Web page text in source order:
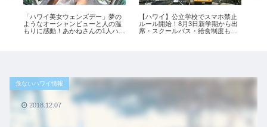
「ハワイ美女ウェンズデー」夢の
ようなオーシャンビューと人の温
もりに感動！あかねさんの1人ハワ
【ハワイ】公立学校でスマホ禁止
ルール開始！8月3日新学期から出
席・スクールバス・給食制度も変
危ないハワイ情報
2018.12.07